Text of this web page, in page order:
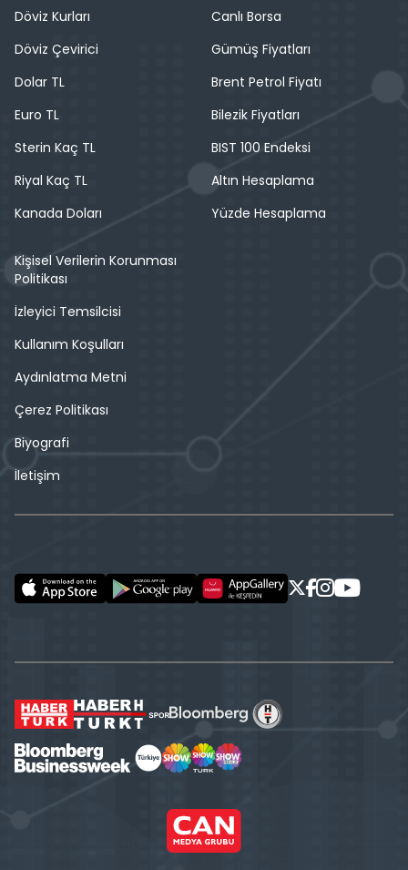
Döviz Kurları
Döviz Çevirici
Dolar TL
Euro TL
Sterin Kaç TL
Riyal Kaç TL
Kanada Doları
Canlı Borsa
Gümüş Fiyatları
Brent Petrol Fiyatı
Bilezik Fiyatları
BIST 100 Endeksi
Altın Hesaplama
Yüzde Hesaplama
Kişisel Verilerin Korunması
Politikası
İzleyici Temsilcisi
Kullanım Koşulları
Aydınlatma Metni
Çerez Politikası
Biyografi
İletişim